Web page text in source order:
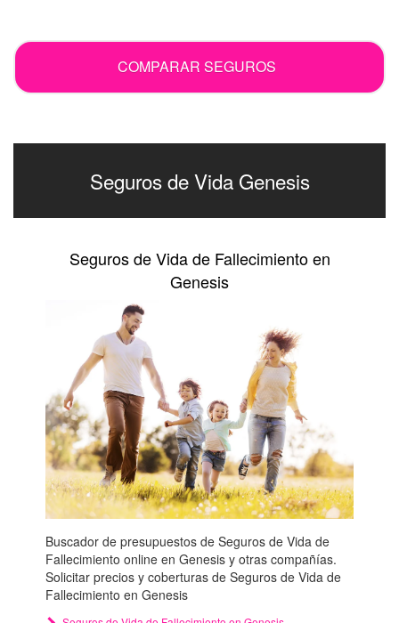
COMPARAR SEGUROS
Seguros de Vida Genesis
Seguros de Vida de Fallecimiento en
Genesis
Buscador de presupuestos de Seguros de Vida de
Fallecimiento online en Genesis y otras compañías.
Solicitar precios y coberturas de Seguros de Vida de
Fallecimiento en Genesis